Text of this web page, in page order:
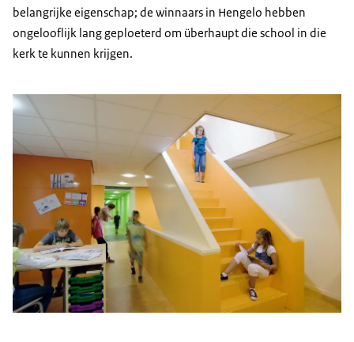
belangrijke eigenschap; de winnaars in Hengelo hebben
ongelooflijk lang geploeterd om überhaupt die school in die
kerk te kunnen krijgen.